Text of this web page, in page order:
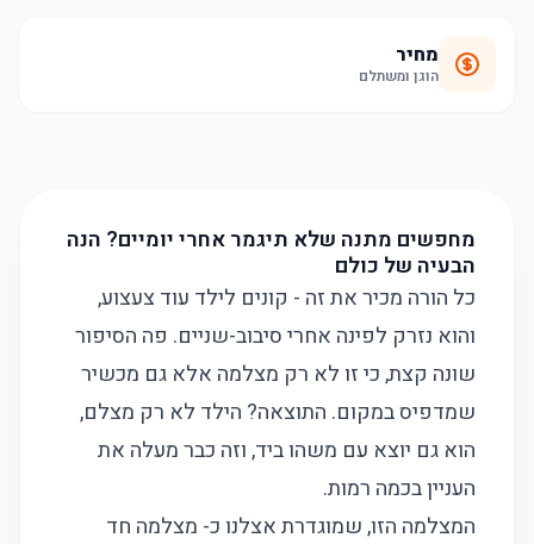
מחיר
הוגן ומשתלם
מחפשים מתנה שלא תיגמר אחרי יומיים? הנה
הבעיה של כולם
כל הורה מכיר את זה - קונים לילד עוד צעצוע,
והוא נזרק לפינה אחרי סיבוב-שניים. פה הסיפור
שונה קצת, כי זו לא רק מצלמה אלא גם מכשיר
שמדפיס במקום. התוצאה? הילד לא רק מצלם,
הוא גם יוצא עם משהו ביד, וזה כבר מעלה את
העניין בכמה רמות.
המצלמה הזו, שמוגדרת אצלנו כ- מצלמה חד